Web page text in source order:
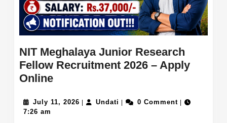
NIT Meghalaya Junior Research
Fellow Recruitment 2026 – Apply
OnlineNIT
Junior
July 11, 2026 July
| Undati Undati
| 0 Comment |
7:26 am